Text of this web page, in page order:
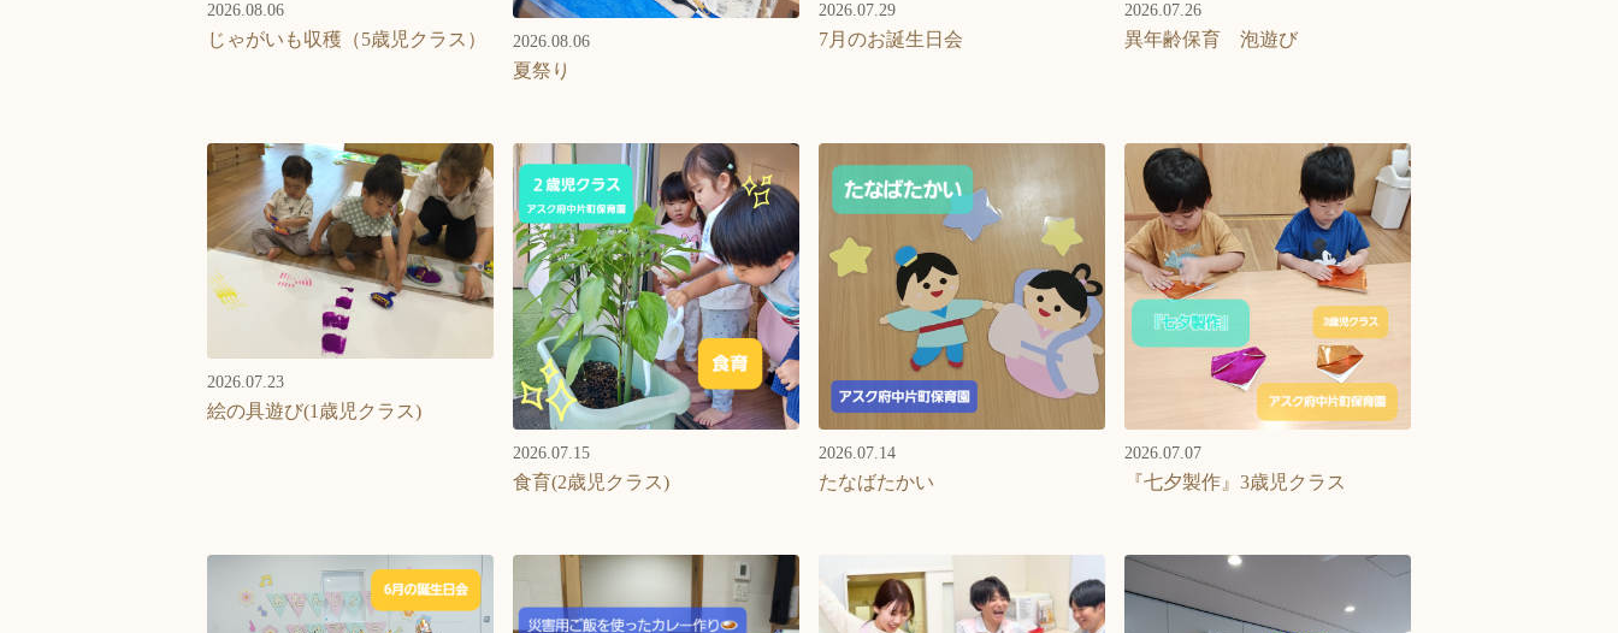
2026.08.06
じゃがいも収穫（5歳児クラス） 2026.08.06
夏祭り
2026.07.29
7月のお誕生日会
2026.07.26
異年齢保育 泡遊び
2026.07.23
絵の具遊び(1歳児クラス)
2026.07.15
食育(2歳児クラス)
2026.07.14
たなばたかい
2026.07.07
『七夕製作』3歳児クラス